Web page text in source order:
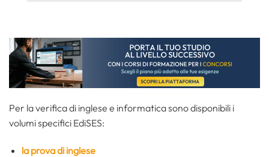
Per la verifica di inglese e informatica sono disponibili i
volumi specifici EdiSES:
la prova di inglese